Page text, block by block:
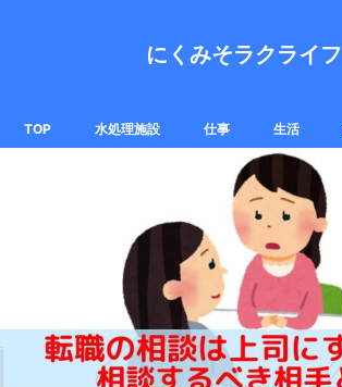
にくみそラクライフ
TOP 水処理施設 仕事 生活